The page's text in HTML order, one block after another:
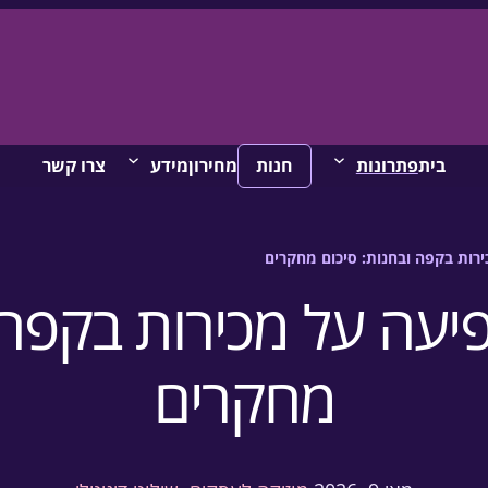
ביתפתרונות חנות מחירוןמידע צרו קשר
בקפה ובחנות: סיכום מחקרים
על מכירות
מחקרים